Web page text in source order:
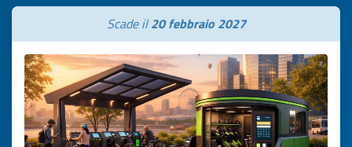
Scade il20 febbraio 2027